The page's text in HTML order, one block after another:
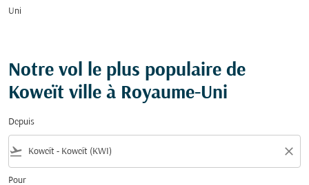
Uni
Notre vol le plus populaire de
Koweït ville à Royaume-Uni
Depuis
flight_takeoff close
Pour